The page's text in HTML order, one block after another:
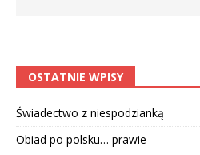
OSTATNIE WPISY
Świadectwo z niespodzianką
Obiad po polsku… prawie